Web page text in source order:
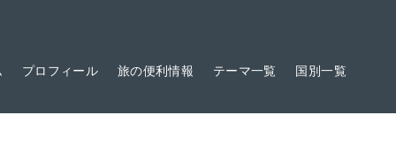
プロフィール 旅の便利情報 テーマ一覧 国別一覧